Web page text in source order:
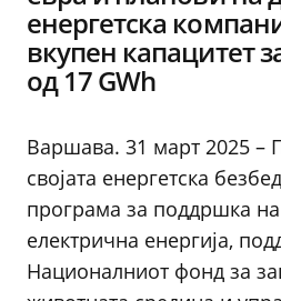
енергетска
вкупен капацитет
од 17 GWh
Варшава. 31 март 2025 –
својата енергетска
програма за поддршка
електрична енергија,
Националниот фонд за